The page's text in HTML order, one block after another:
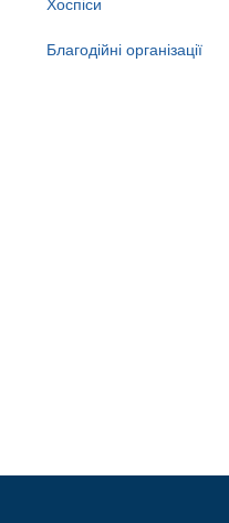
Хоспіси
Благодійні організації